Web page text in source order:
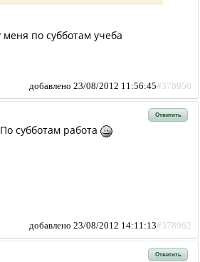
меня по субботам учеба
добавлено 23/08/2012 11:56:45#378950
Ответить
субботам работа
добавлено 23/08/2012 14:11:13#378962
Ответить